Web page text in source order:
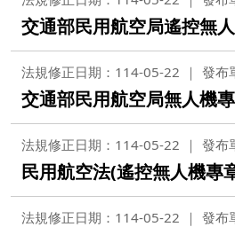
交通部民用航空局遙控無
法規修正日期：114-05-22 發布
交通部民用航空局無人機
法規修正日期：114-05-22 發布
民用航空法(遙控無人機專
法規修正日期：114-05-22 發布